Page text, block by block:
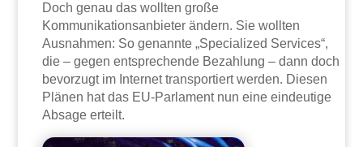
Doch genau das wollten große
Kommunikationsanbieter ändern. Sie wollten
Ausnahmen: So genannte „Specialized Services“,
die – gegen entsprechende Bezahlung – dann doch
bevorzugt im Internet transportiert werden. Diesen
Plänen hat das EU-Parlament nun eine eindeutige
Absage erteilt.